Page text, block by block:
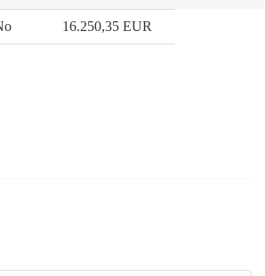
16.250,35 EUR